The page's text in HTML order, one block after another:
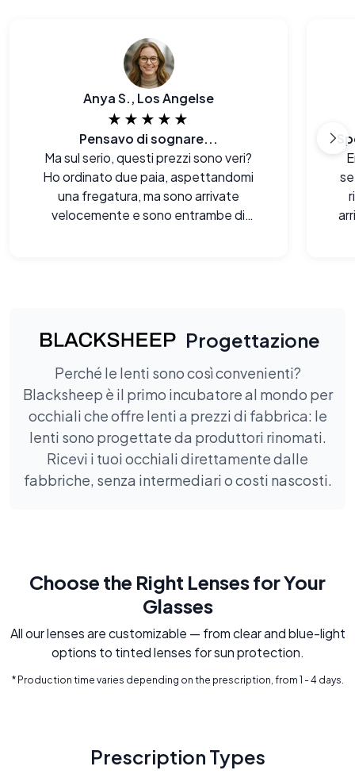
Anya S., Los Angelse
★★★★★
Pensavo di sognare...
Ma sul serio, questi prezzi sono veri?
Ho ordinato due paia, aspettandomi
una fregatura, ma sono arrivate
velocemente e sono entrambe di
Progettazione
Perché le lenti sono così convenienti?
Blacksheep è il primo incubatore al mondo per
occhiali che offre lenti a prezzi di fabbrica: le
lenti sono progettate da produttori rinomati.
Ricevi i tuoi occhiali direttamente dalle
fabbriche, senza intermediari o costi nascosti.
Choose the Right Lenses for Your
Glasses
All our lenses are customizable — from clear and blue-light
options to tinted lenses for sun protection.
* Production time varies depending on the prescription, from 1 - 4 days.
Prescription Types